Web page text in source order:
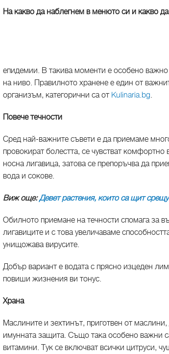
На какво да наблегнем в менюто си и какво
епидемии. В такива моменти е особено
на ниво. Правилното хранене е един от
организъм, категорични са от Kulinaria.bg.
Повече течности
Сред най-важните съвети е да приемаме
провокират болестта, се чувстват комфортно
носна лигавица, затова се препоръчва да
вода и сокове.
Виж още:Девет растения, които са щит
Обилното приемане на течности спомага за
лигавиците и с това увеличаваме
унищожава вирусите.
Добър вариант е водата с прясно изцеден
повиши жизнения ви тонус.
Храна
Маслините и зехтинът, приготвен от
имунната защита. Също така особено важни
витамини. Тук се включват всички цитруси,